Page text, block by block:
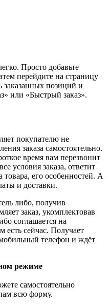
Просто добавьте
перейдите на страницу
заказанных позиций и
или «Быстрый заказ».
покупателю не
заказа самостоятельно.
время вам перезвонит
условия заказа, ответит
его особенностей. А
и доставки.
либо, получив
заказ, укомплектовав
соглашается на
есть сейчас. Получает
телефон и ждёт
режиме
самостоятельно
всю форму.